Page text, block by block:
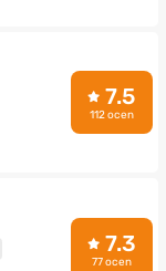
7.5
112 ocen
7.3
77 ocen